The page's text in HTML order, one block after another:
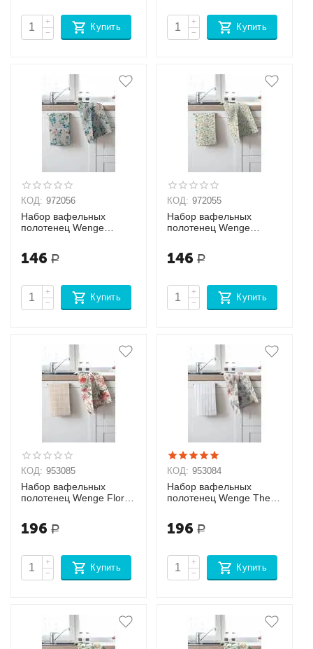
+
−
Купить
+
−
Купить
КОД: 972056
Набор вафельных
полотенец Wenge
146 Р
+
−
Купить
КОД: 972055
Набор вафельных
полотенец Wenge
146 Р
+
−
Купить
КОД: 953085
Набор вафельных
полотенец Wenge Floral
196 Р
+
−
Купить
КОД: 953084
Набор вафельных
полотенец Wenge The
196 Р
+
−
Купить